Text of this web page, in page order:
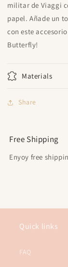
militar de Viaggi
papel. Añade un
con este
Butterfly!
Materials
Share
Free Shipping
Enyoy free
Quick links
FAQ